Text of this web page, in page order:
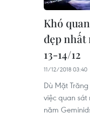
Khó
đẹp nhất
13-14/12
11/12/2018 03:40
Dù Mặt
việc quan
năm